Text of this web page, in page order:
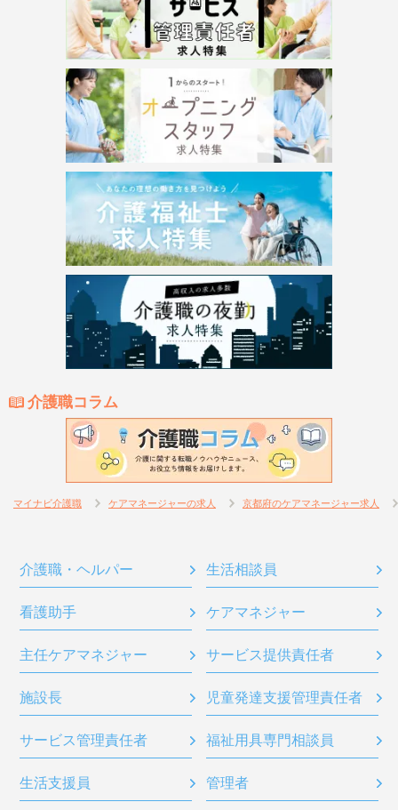
介護職コラム
マイナビ介護職 ケアマネージャーの求人 京都府のケアマネージャー求人
介護職・ヘルパー 生活相談員
看護助手 ケアマネジャー
主任ケアマネジャー サービス提供責任者
施設長 児童発達支援管理責任者
サービス管理責任者 福祉用具専門相談員
生活支援員 管理者